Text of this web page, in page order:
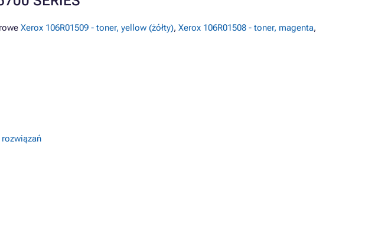
Xerox 106R01509 - toner, yellow (żółty), Xerox 106R01508 - toner, magenta,